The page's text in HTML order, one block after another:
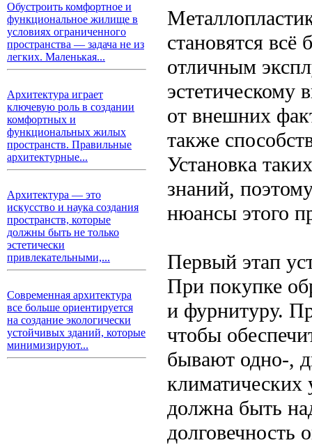
Обустроить комфортное и
функциональное жилище в
условиях ограниченного
пространства — задача не из
легких. Маленькая...
Архитектура играет
ключевую роль в создании
комфортных и
функциональных жилых
пространств. Правильные
архитектурные...
Архитектура — это
искусство и наука создания
пространств, которые
должны быть не только
эстетически
привлекательными,...
Современная архитектура
все больше ориентируется
на создание экологически
устойчивых зданий, которые
минимизируют...
становятся
отличным
от внешних
также
Установка
знаний,
нюансы этого
Первый этап
При покупке
и фурнитуру.
чтобы
бывают одно-,
климатических
должна быть
долговечность